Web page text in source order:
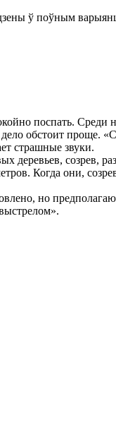
ў поўным
поспать. Среди
обстоит проще.
страшные звуки.
деревьев, созрев,
Когда они,
но